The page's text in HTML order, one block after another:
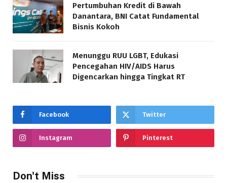
Pertumbuhan Kredit di Bawah
Danantara, BNI Catat Fundamental
Bisnis Kokoh
Menunggu RUU LGBT, Edukasi
Pencegahan HIV/AIDS Harus
Digencarkan hingga Tingkat RT
Facebook Twitter
Instagram Pinterest
Don't Miss